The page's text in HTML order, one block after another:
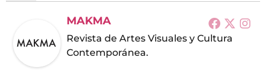
MAKMA
Revista de Artes Visuales y Cultura
Contemporánea.